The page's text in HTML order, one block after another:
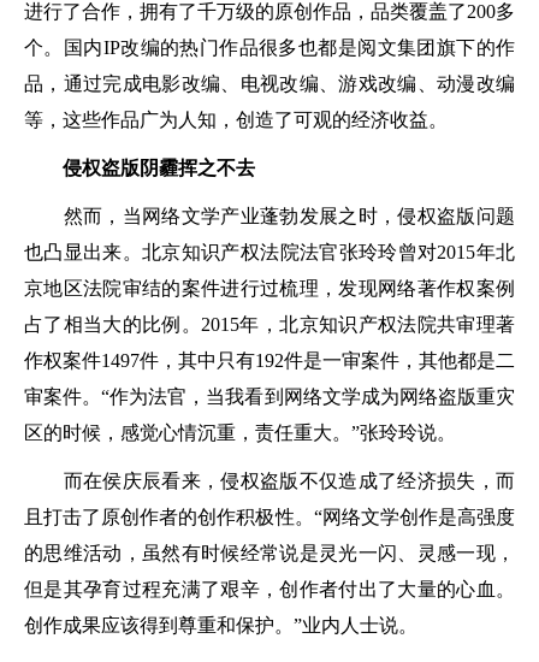
进行了合作，拥有了千万级的原创作品，品类覆盖了200多
个。国内IP改编的热门作品很多也都是阅文集团旗下的作
品，通过完成电影改编、电视改编、游戏改编、动漫改编
等，这些作品广为人知，创造了可观的经济收益。
侵权盗版阴霾挥之不去
然而，当网络文学产业蓬勃发展之时，侵权盗版问题
也凸显出来。北京知识产权法院法官张玲玲曾对2015年北
京地区法院审结的案件进行过梳理，发现网络著作权案例
占了相当大的比例。2015年，北京知识产权法院共审理著
作权案件1497件，其中只有192件是一审案件，其他都是二
审案件。“作为法官，当我看到网络文学成为网络盗版重灾
区的时候，感觉心情沉重，责任重大。”张玲玲说。
而在侯庆辰看来，侵权盗版不仅造成了经济损失，而
且打击了原创作者的创作积极性。“网络文学创作是高强度
的思维活动，虽然有时候经常说是灵光一闪、灵感一现，
但是其孕育过程充满了艰辛，创作者付出了大量的心血。
创作成果应该得到尊重和保护。”业内人士说。